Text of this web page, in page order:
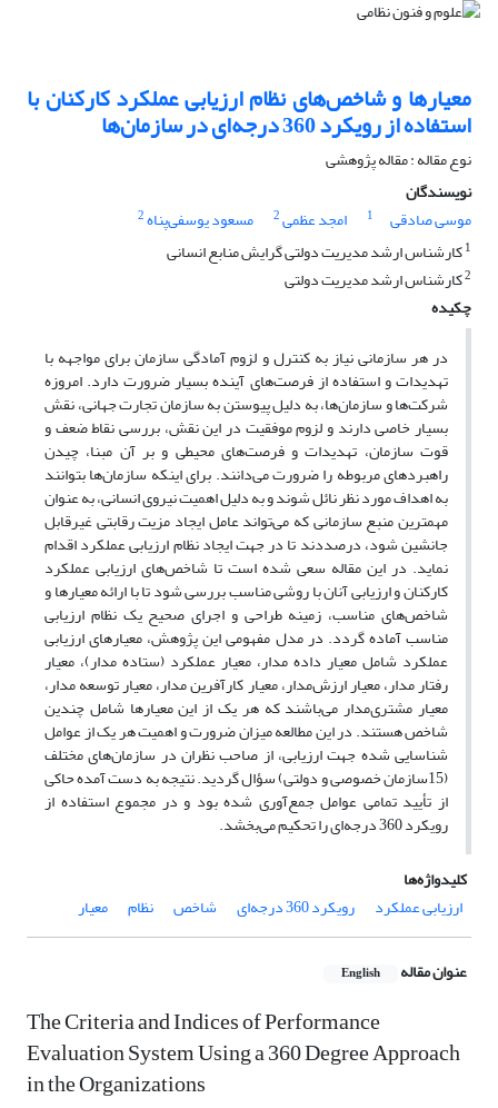
معیارها و شاخص‌های نظام ارزیابی عملکرد کارکنان با
استفاده از رویکرد 360 درجه‌ای در سازمان‌ها
نوع مقاله : مقاله پژوهشی
نویسندگان
موسی صادقی
1 امجد عظمی2 مسعود یوسفی‌پناه2
1کارشناس ارشد مدیریت دولتی گرایش منابع انسانی
2کارشناس ارشد مدیریت دولتی
چکیده
در هر سازمانی نیاز به کنترل و لزوم آمادگی سازمان برای مواجهه با
تهدیدات و استفاده از فرصت‌های آینده بسیار ضرورت دارد. امروزه
شرکت‌ها و سازمان‌ها، به دلیل پیوستن به سازمان تجارت جهانی، نقش
بسیار خاصی دارند و لزوم موفقیت در این نقش، بررسی نقاط ضعف و
قوت سازمان، تهدیدات و فرصت‌های محیطی و بر آن مبنا، چیدن
راهبردهای مربوطه را ضرورت می‌دانند. برای اینکه سازمان‌ها بتوانند
به اهداف مورد نظر نائل ‌شوند و به دلیل اهمیت نیروی انسانی، به عنوان
مهمترین منبع سازمانی که می‌تواند عامل ایجاد مزیت رقابتی غیرقابل
جانشین شود، درصددند تا در جهت ایجاد نظام ارزیابی عملکرد اقدام
نماید. در این مقاله سعی شده است تا شاخص‌های ارزیابی عملکرد
کارکنان و ارزیابی آنان با روشی مناسب بررسی شود تا با ارائه معیارها و
شاخص‌های مناسب، زمینه طراحی و اجرای صحیح یک نظام ارزیابی
مناسب آماده‌ گردد. در مدل مفهومی این پژوهش، معیارهای ارزیابی
عملکرد شامل معیار داده مدار، معیار عملکرد (ستاده مدار)، معیار
رفتار مدار، معیار ارزش‌مدار، معیار کارآفرین مدار، معیار توسعه مدار،
معیار مشتری‌مدار می‌باشند که هر یک از این معیارها شامل چندین
شاخص هستند. در این مطالعه میزان ضرورت و اهمیت هر یک از عوامل
شناسایی شده جهت ارزیابی، از صاحب نظران در سازمان‌های مختلف
(15سازمان خصوصی و دولتی) سؤال گردید. نتیجه به دست آمده حاکی
از تأیید تمامی عوامل جمع‌آوری شده بود و در مجموع استفاده از
رویکرد 360 درجه‌ای را تحکیم می‌بخشد.
کلیدواژه‌ها
ارزیابی عملکرد
رویکرد 360 درجه‌ای شاخص نظام معیار
عنوان مقاله English
The Criteria and Indices of Performance
Evaluation System Using a 360 Degree Approach
in the Organizations